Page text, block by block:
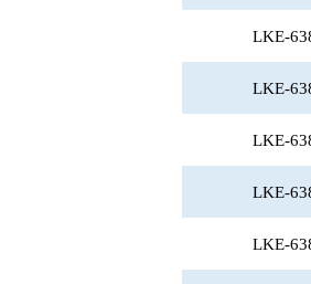
LKE-
LKE-
LKE-
LKE-
LKE-